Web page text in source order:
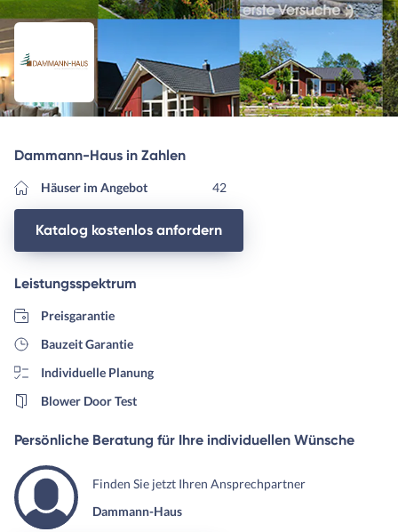
Dammann-Haus in Zahlen
Häuser im Angebot 42
Katalog kostenlos anfordern
Leistungsspektrum
Preisgarantie
Bauzeit Garantie
Individuelle Planung
Blower Door Test
Persönliche Beratung für Ihre individuellen Wünsche
Finden Sie jetzt Ihren Ansprechpartner
Dammann-Haus